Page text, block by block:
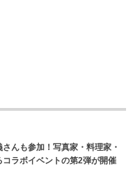
んも参加！写真家・料理家・
ラボイベントの第2弾が開催